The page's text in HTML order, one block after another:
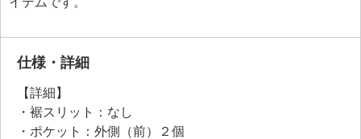
仕様・詳細
【詳細】
・裾スリット：なし
・ポケット：外側（前）２個